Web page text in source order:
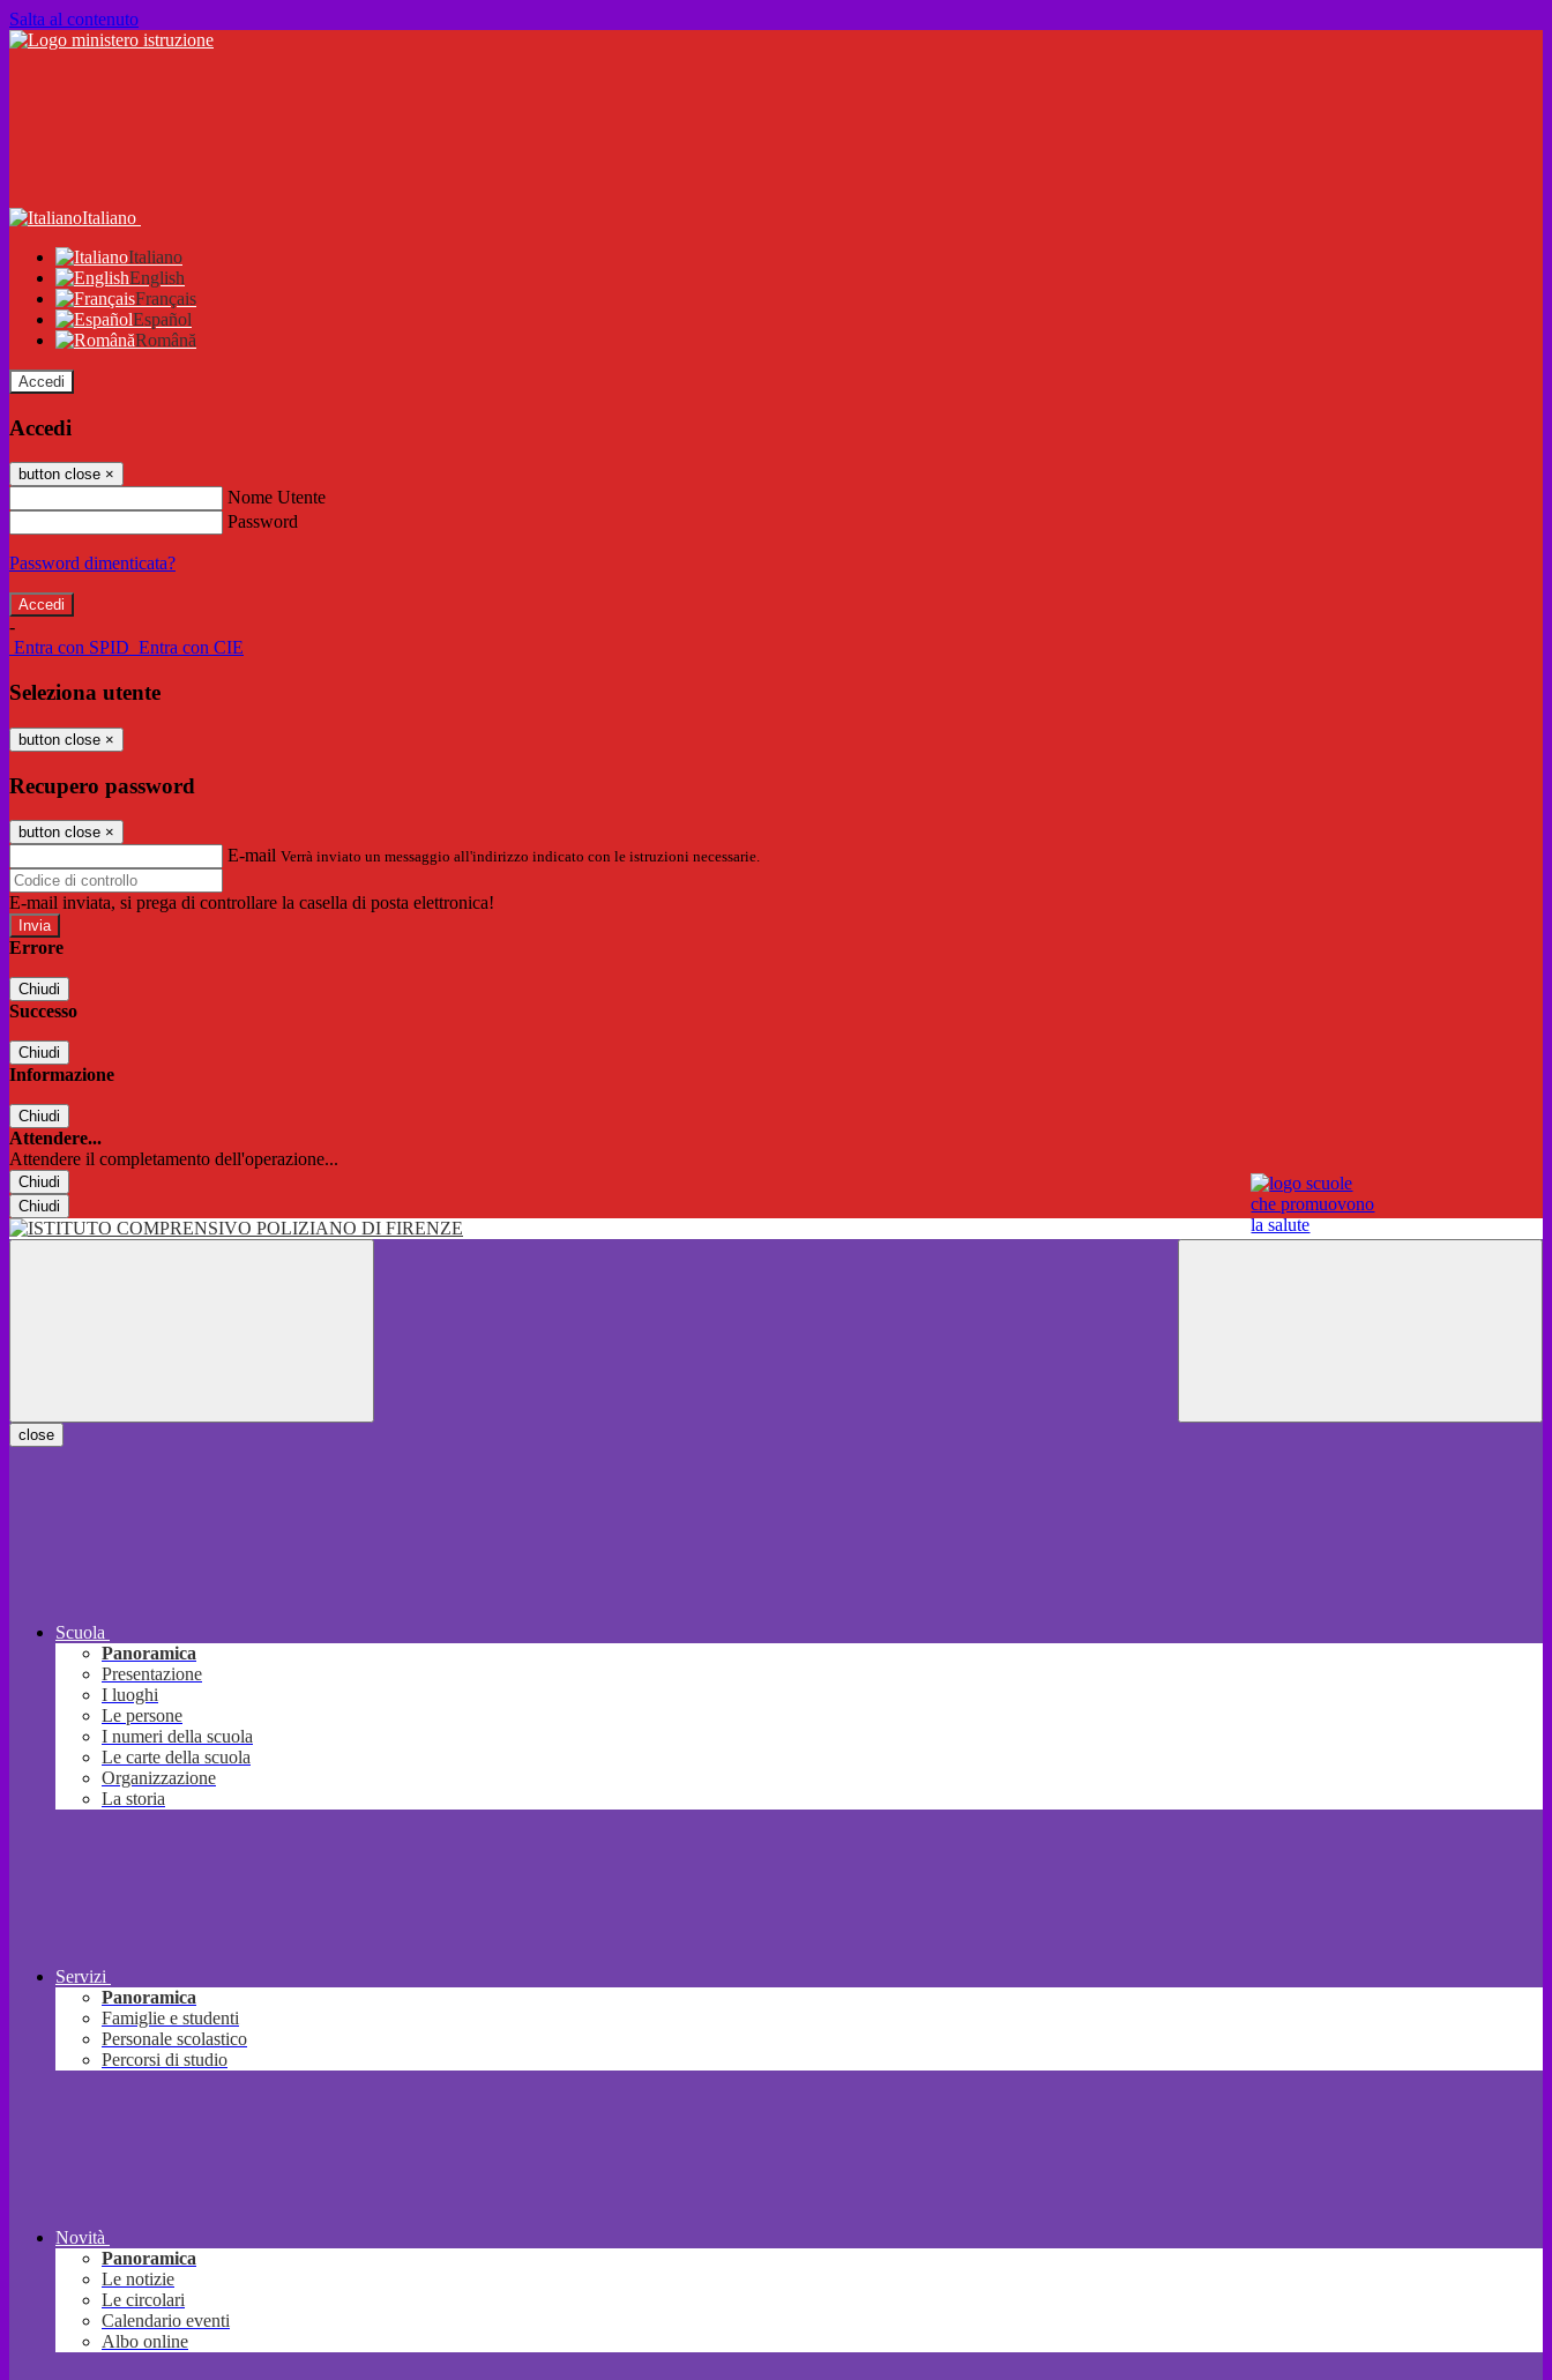
Salta al contenuto
Italiano
Italiano
English
Français
Español
Română
Accedi
Accedi
button close ×
Nome Utente
Password
Password dimenticata?
-
Entra con SPID Entra con CIE
Seleziona utente
button close ×
Recupero password
button close ×
E-mail Verrà inviato un messaggio all'indirizzo indicato con le istruzioni necessarie.
E-mail inviata, si prega di controllare la casella di posta elettronica!
Errore
Chiudi
Successo
Chiudi
Informazione
Chiudi
Attendere...
Attendere il completamento dell'operazione...
Chiudi
Chiudi
close
Scuola
Panoramica
Presentazione
I luoghi
Le persone
I numeri della scuola
Le carte della scuola
Organizzazione
La storia
Servizi
Panoramica
Famiglie e studenti
Personale scolastico
Percorsi di studio
Novità
Panoramica
Le notizie
Le circolari
Calendario eventi
Albo online